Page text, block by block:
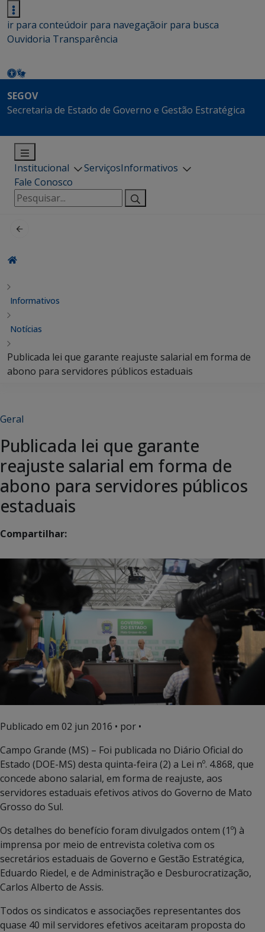
ir para conteúdoir para navegaçãoir para busca
Ouvidoria Transparência
SEGOV
Secretaria de Estado de Governo e Gestão Estratégica
Institucional ServiçosInformativos
Fale Conosco
Pesquisar
por:
Informativos
Notícias
Publicada lei que garante reajuste salarial em forma de
abono para servidores públicos estaduais
Geral
Publicada lei que garante
reajuste salarial em forma de
abono para servidores públicos
estaduais
Compartilhar:
Publicado em 02 jun 2016 • por •
Campo Grande (MS) – Foi publicada no Diário Oficial do
Estado (DOE-MS) desta quinta-feira (2) a Lei nº. 4.868, que
concede abono salarial, em forma de reajuste, aos
servidores estaduais efetivos ativos do Governo de Mato
Grosso do Sul.
Os detalhes do benefício foram divulgados ontem (1º) à
imprensa por meio de entrevista coletiva com os
secretários estaduais de Governo e Gestão Estratégica,
Eduardo Riedel, e de Administração e Desburocratização,
Carlos Alberto de Assis.
Todos os sindicatos e associações representantes dos
quase 40 mil servidores efetivos aceitaram proposta do